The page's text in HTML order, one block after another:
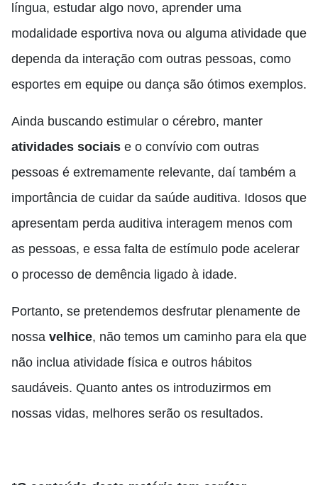
língua, estudar algo novo, aprender uma
modalidade esportiva nova ou alguma atividade que
dependa da interação com outras pessoas, como
esportes em equipe ou dança são ótimos exemplos.
Ainda buscando estimular o cérebro, manter
atividades sociais e o convívio com outras
pessoas é extremamente relevante, daí também a
importância de cuidar da saúde auditiva. Idosos que
apresentam perda auditiva interagem menos com
as pessoas, e essa falta de estímulo pode acelerar
o processo de demência ligado à idade.
Portanto, se pretendemos desfrutar plenamente de
nossa velhice, não temos um caminho para ela que
não inclua atividade física e outros hábitos
saudáveis. Quanto antes os introduzirmos em
nossas vidas, melhores serão os resultados.